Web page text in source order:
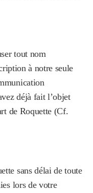
tout nom
à notre seule
déjà fait l’objet
de Roquette (Cf.
sans délai de toute
lors de votre